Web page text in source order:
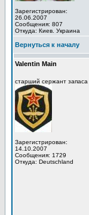
Зарегистрирован:
26.06.2007
Сообщения: 807
Откуда: Киев. Украина
Вернуться к началу
Valentin Main
старший сержант запаса
Зарегистрирован:
14.10.2007
Сообщения: 1729
Откуда: Deutschland